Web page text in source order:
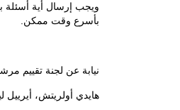
ويجب إرسال أية أسئلة
بأسرع وقت ممكن.
نيابة عن لجنة تقييم
هايدي أولريتش، أيرييل